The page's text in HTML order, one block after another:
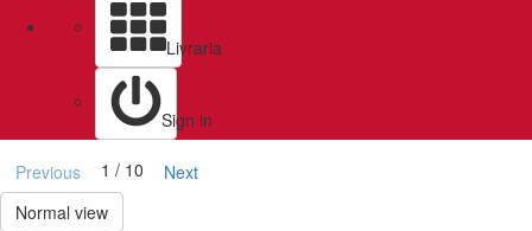
Livraria
Sign in
Previous 1 / 10
Next
Normal view